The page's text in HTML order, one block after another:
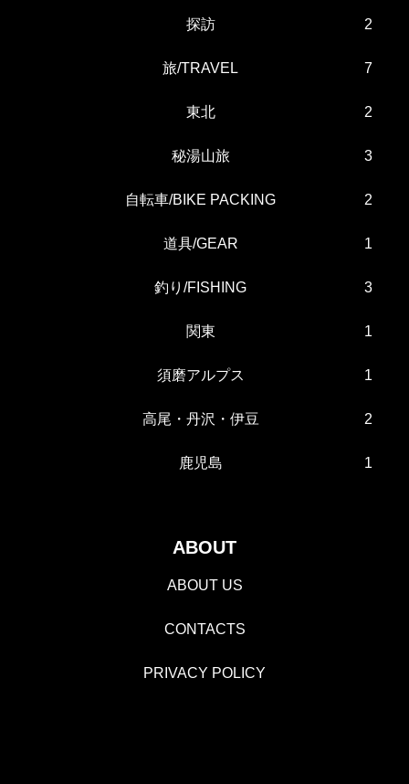
探訪 2
旅/TRAVEL 7
東北 2
秘湯山旅 3
自転車/BIKE PACKING 2
道具/GEAR 1
釣り/FISHING 3
関東 1
須磨アルプス 1
高尾・丹沢・伊豆 2
鹿児島 1
ABOUT
ABOUT US
CONTACTS
PRIVACY POLICY